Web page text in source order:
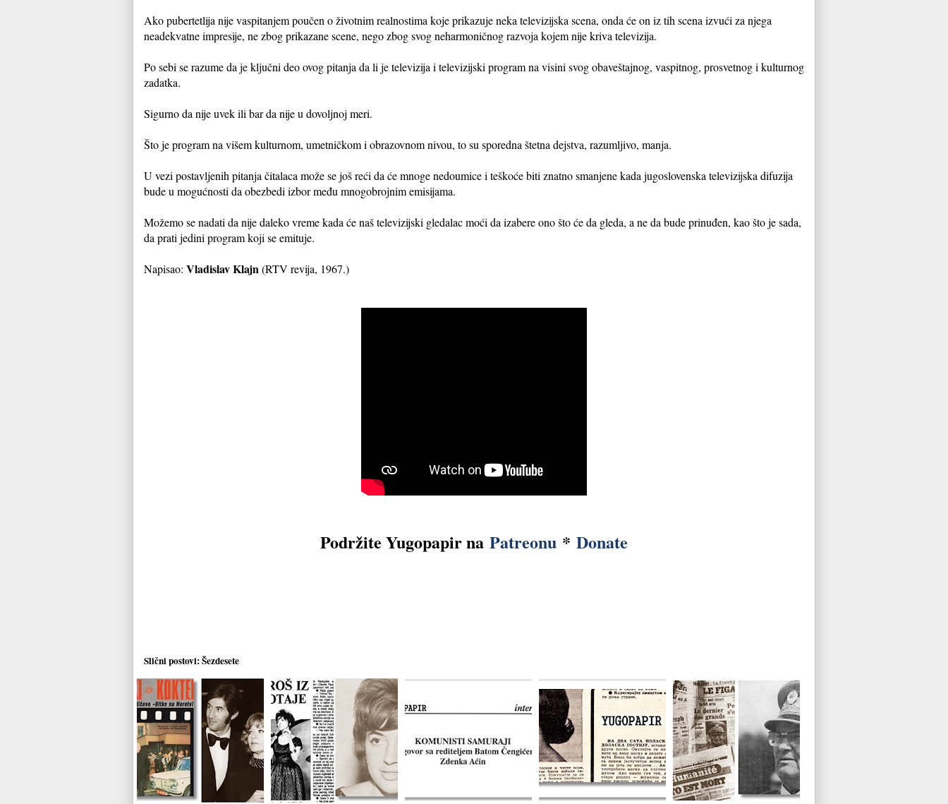
Ako pubertetlija nije vaspitanjem poučen o životnim realnostima koje prikazuje neka televizijska scena, onda će on iz tih scena izvući za njega
neadekvatne impresije, ne zbog prikazane scene, nego zbog svog neharmoničnog razvoja kojem nije kriva televizija.
Po sebi se razume da je ključni deo ovog pitanja da li je televizija i televizijski program na visini svog obaveštajnog, vaspitnog, prosvetnog i kulturnog
zadatka.
Sigurno da nije uvek ili bar da nije u dovoljnoj meri.
Što je program na višem kulturnom, umetničkom i obrazovnom nivou, to su sporedna štetna dejstva, razumljivo, manja.
U vezi postavljenih pitanja čitalaca može se još reći da će mnoge nedoumice i teškoće biti znatno smanjene kada jugoslovenska televizijska difuzija
bude u mogućnosti da obezbedi izbor među mnogobrojnim emisijama.
Možemo se nadati da nije daleko vreme kada će naš televizijski gledalac moći da izabere ono što će da gleda, a ne da bude prinuđen, kao što je sada,
da prati jedini program koji se emituje.
Napisao: Vladislav Klajn (RTV revija, 1967.)
Podržite Yugopapir na Patreonu * Donate
Slični postovi:Šezdesete